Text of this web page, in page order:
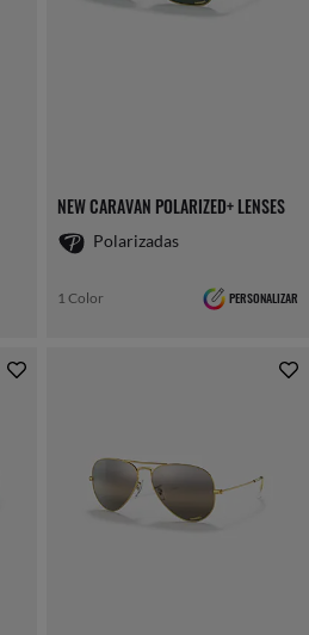
NEW CARAVAN POLARIZED+ LENSES
Polarizadas
1 Color PERSONALIZAR